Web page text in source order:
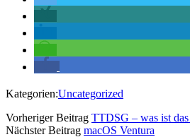
Kategorien:Uncategorized
Vorheriger Beitrag TTDSG – was ist
Nächster Beitrag macOS Ventura